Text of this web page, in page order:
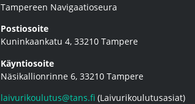
Tampereen Navigaatioseura
Postiosoite
Kuninkaankatu 4, 33210 Tampere
Käyntiosoite
Näsikallionrinne 6, 33210 Tampere
laivurikoulutus@tans.fi (Laivurikoulutusasiat)